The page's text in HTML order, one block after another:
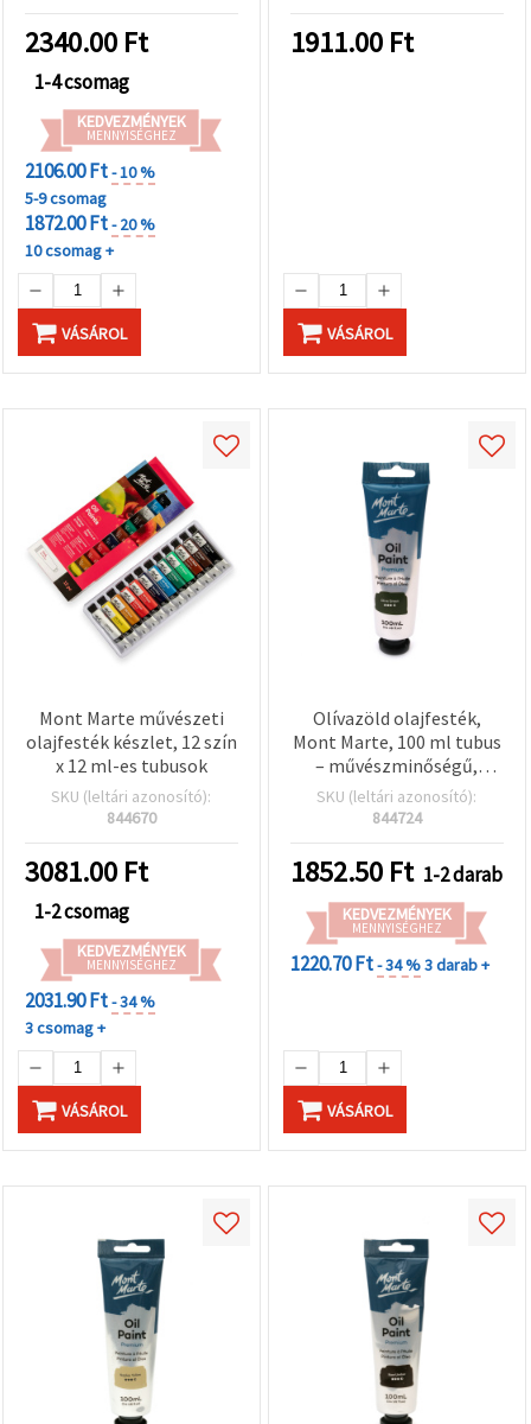
kiemeléshez
2340.00 Ft
1-4 csomag
KEDVEZMÉNYEK
MENNYISÉGHEZ
2106.00 Ft- 10 %
5-9 csomag
1872.00 Ft- 20 %
10 csomag +
VÁSÁROL
1911.00 Ft
VÁSÁROL
Mont Marte művészeti
olajfesték készlet, 12 szín
x 12 ml-es tubusok
SKU (leltári azonosító):
844670
3081.00 Ft
1-2 csomag
KEDVEZMÉNYEK
MENNYISÉGHEZ
2031.90 Ft- 34 %
3 csomag +
VÁSÁROL
Olívazöld olajfesték,
Mont Marte, 100 ml tubus
– művészminőségű,
magas pigmenttartalmú
szín vászonra,
festéshez
SKU (leltári azonosító):
844724
1852.50 Ft 1-2 darab
KEDVEZMÉNYEK
MENNYISÉGHEZ
1220.70 Ft- 34 %3 darab +
VÁSÁROL